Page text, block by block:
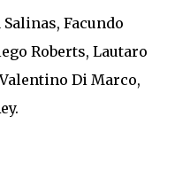
Facundo
Roberts, Lautaro
Di Marco,